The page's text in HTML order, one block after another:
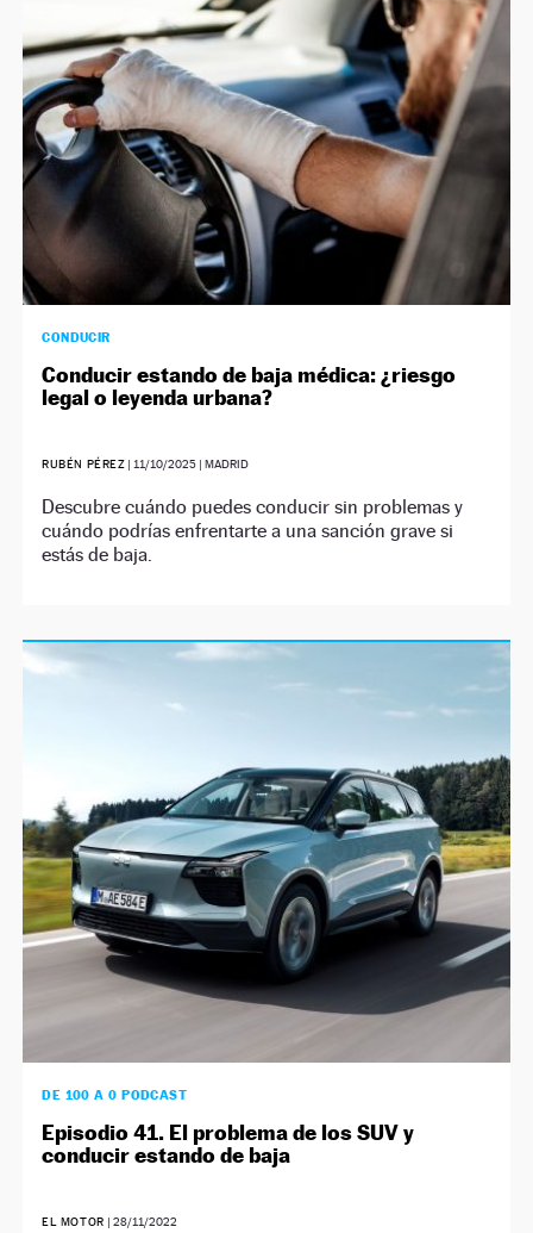
SÍGUENOS
CONDUCIR
Conducir estando de baja médica: ¿riesgo
legal o leyenda urbana?
RUBÉN PÉREZ | 11/10/2025 | MADRID
Descubre cuándo puedes conducir sin problemas y
cuándo podrías enfrentarte a una sanción grave si
estás de baja.
DE 100 A 0 PODCAST
Episodio 41. El problema de los SUV y
conducir estando de baja
EL MOTOR | 28/11/2022